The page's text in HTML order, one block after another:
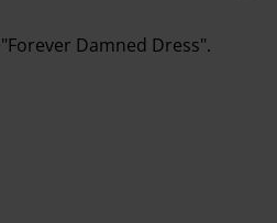
Damned Dress".